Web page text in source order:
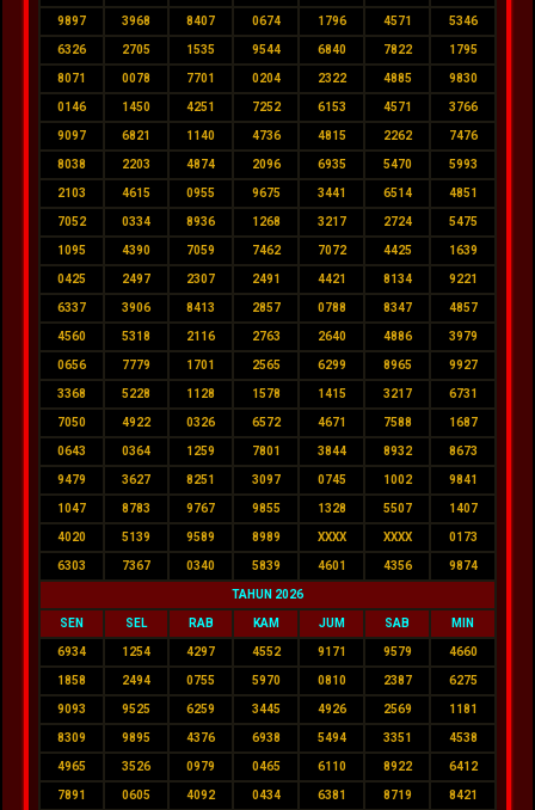
9897 3968 8407 0674 1796 4571 5346
6326 2705 1535 9544 6840 7822 1795
8071 0078 7701 0204 2322 4885 9830
0146 1450 4251 7252 6153 4571 3766
9097 6821 1140 4736 4815 2262 7476
8038 2203 4874 2096 6935 5470 5993
2103 4615 0955 9675 3441 6514 4851
7052 0334 8936 1268 3217 2724 5475
1095 4390 7059 7462 7072 4425 1639
0425 2497 2307 2491 4421 8134 9221
6337 3906 8413 2857 0788 8347 4857
4560 5318 2116 2763 2640 4886 3979
0656 7779 1701 2565 6299 8965 9927
3368 5228 1128 1578 1415 3217 6731
7050 4922 0326 6572 4671 7588 1687
0643 0364 1259 7801 3844 8932 8673
9479 3627 8251 3097 0745 1002 9841
1047 8783 9767 9855 1328 5507 1407
4020 5139 9589 8989 XXXX XXXX 0173
6303 7367 0340 5839 4601 4356 9874
TAHUN 2026
SEN SEL RAB KAM JUM SAB MIN
6934 1254 4297 4552 9171 9579 4660
1858 2494 0755 5970 0810 2387 6275
9093 9525 6259 3445 4926 2569 1181
8309 9895 4376 6938 5494 3351 4538
4965 3526 0979 0465 6110 8922 6412
7891 0605 4092 0434 6381 8719 8421